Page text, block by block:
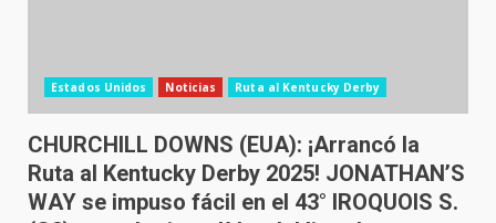
Estados Unidos Noticias Ruta al Kentucky Derby
CHURCHILL DOWNS (EUA): ¡Arrancó la
Ruta al Kentucky Derby 2025! JONATHAN’S
WAY se impuso fácil en el 43° IROQUOIS S.